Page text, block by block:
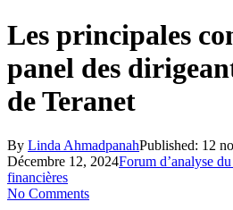
Les principales
panel des
de Teranet
By Linda AhmadpanahPublished: 12
Décembre 12, 2024Forum d’analyse
financières
No Comments